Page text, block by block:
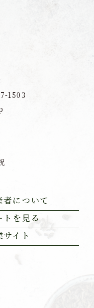
1503
者について
トを見る
サイト